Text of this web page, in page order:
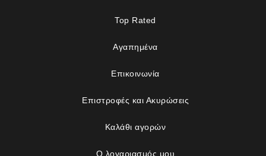
Top Rated
Αγαπημένα
Επικοινωνία
Επιστροφές και Ακυρώσεις
Καλάθι αγορών
Ο λογαριασμός μου